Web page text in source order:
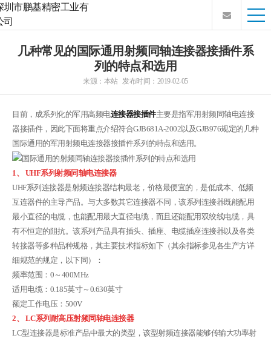
几种常见的国际通用射频同轴连接器接插件系
列的特点和选用
来源：本站 发布时间：2019-02-05
目前，成系列化的军用高频电连接器接插件主要是指军用射频同轴电连接
器接插件，因此下面将重点介绍符合GJB681A-2002以及GJB976规定的几种
国际通用的军用射频电连接器接插件系列的特点和选用。
1、 UHF系列射频同轴电连接器
UHF系列连接器是射频连接器结构最老，价格最便宜的，是低成本、低频
互连器件的主导产品。与大多数其它连接器不同，该系列连接器既能配用
最小直径的电缆，也能配用最大直径电缆，而且还能配用双绞线电缆，具
有不恒定的阻抗。该系列产品具有插头、插座、电缆插座连接器以及各类
转接器等多种品种规格，其主要技术指标如下（其余指标参见各生产方详
细规范的规定，以下同）：
频率范围：0～400MHz
适用电缆：0.185英寸～0.630英寸
额定工作电压：500V
2、
LC系列耐高压射频同轴电连接器
LC型连接器是标准产品中最大的类型，该型射频连接器能够传输大功率射